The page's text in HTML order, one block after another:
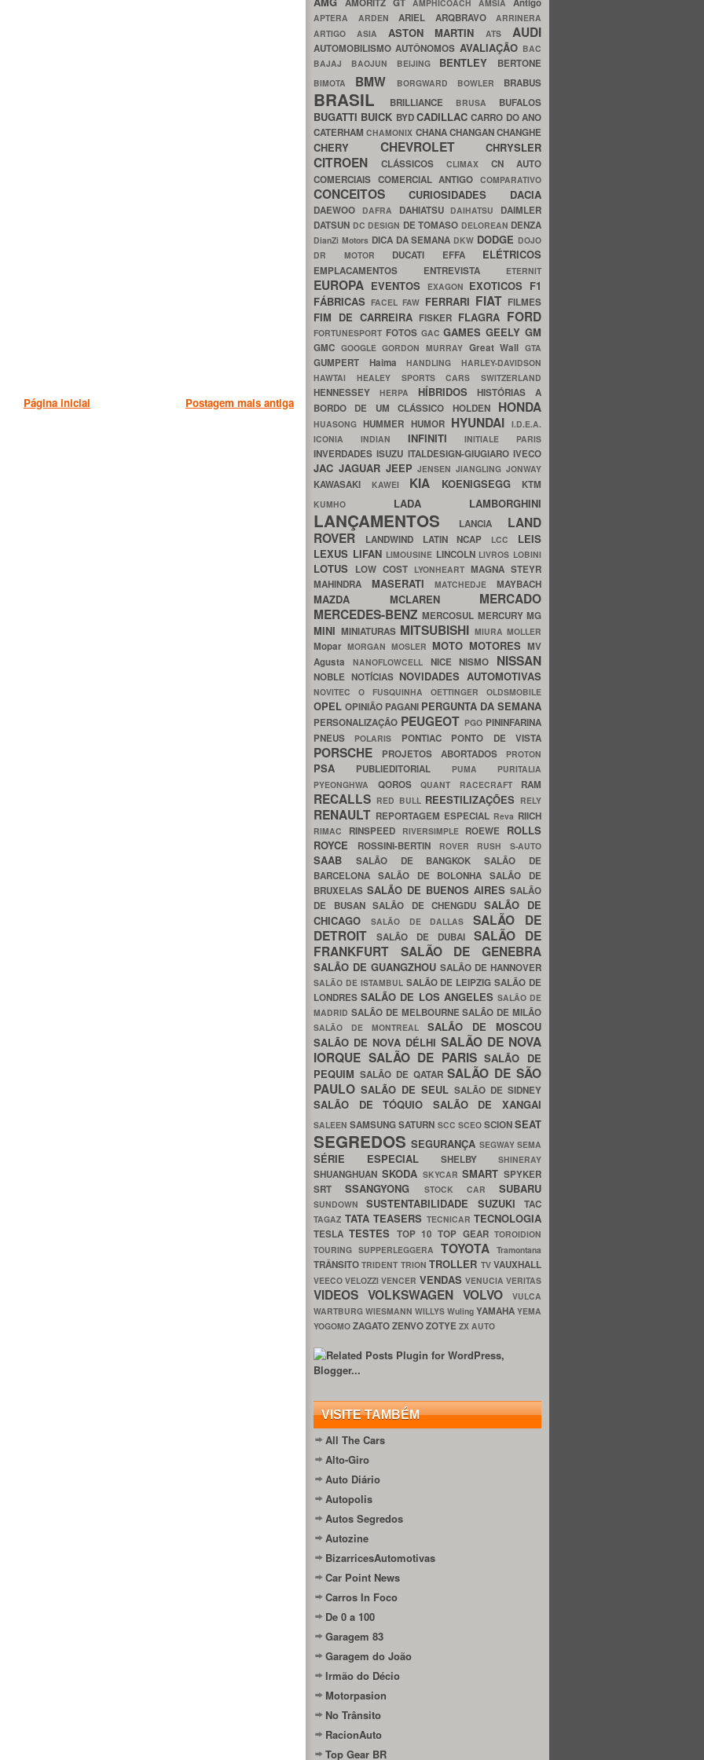
Postagem mais antiga
Página inicial
AMORITZ GT AMPHICOACH AMSIA Antigo
APTERA ARDEN ARIEL ARQBRAVO ARRINERA
ARTIGO ASIA ASTON MARTINATS AUDI
AUTOMOBILISMOAUTÔNOMOS AVALIAÇÃO BAC
BAJAJ BAOJUN BEIJING BENTLEY BERTONE
BIMOTA BMW BORGWARD BOWLER BRABUS
BRASIL BRILLIANCE BRUSA BUFALOS
BUGATTI BUICK BYDCADILLACCARRO DO ANO
CATERHAMCHAMONIX CHANACHANGANCHANGHE
CHERY CHEVROLET CHRYSLER
CITROEN CLÁSSICOS CLIMAX CN AUTO
COMERCIAIS COMERCIAL ANTIGOCOMPARATIVO
CONCEITOS CURIOSIDADES DACIA
DAEWOO DAFRA DAHIATSU DAIHATSU DAIMLER
DATSUN DC DESIGN DE TOMASO DELOREAN DENZA
DianZi Motors DICA DA SEMANA DKW DODGE DOJO
DR MOTOR DUCATI EFFA ELÉTRICOS
EMPLACAMENTOS ENTREVISTA ETERNIT
EUROPA EVENTOS EXAGON EXOTICOS F1
FÁBRICASFACELFAW FERRARI FIAT FILMES
FIM DE CARREIRA FISKER FLAGRA FORD
FORTUNESPORT FOTOS GACGAMESGEELYGM
GMC GOOGLEGORDON MURRAY Great WallGTA
GUMPERT HaimaHANDLINGHARLEY-DAVIDSON
HAWTAI HEALEY SPORTS CARS SWITZERLAND
HENNESSEY HERPA HÍBRIDOSHISTÓRIAS A
BORDO DE UM CLÁSSICO HOLDEN HONDA
HUASONGHUMMER HUMOR HYUNDAI I.D.E.A.
ICONIA INDIAN INFINITIINITIALE PARIS
INVERDADESISUZU ITALDESIGN-GIUGIAROIVECO
JAC JAGUAR JEEPJENSENJIANGLINGJONWAY
KAWASAKI KAWEI KIA KOENIGSEGG KTM
KUMHO LADA LAMBORGHINI
LANÇAMENTOS LANCIA LAND
ROVER
LANDWIND LATIN NCAP LCC LEIS
LEXUS LIFAN LIMOUSINE LINCOLN LIVROS LOBINI
LOTUS LOW COST LYONHEART MAGNA STEYR
MAHINDRA MASERATIMATCHEDJEMAYBACH
MAZDA MCLAREN MERCADO
MERCEDES-BENZMERCOSUL MERCURYMG
MINI MINIATURAS MITSUBISHI MIURA MOLLER
Mopar MORGAN MOSLER MOTO MOTORES MV
Agusta NANOFLOWCELL NICENISMO NISSAN
NOBLE NOTÍCIAS NOVIDADES AUTOMOTIVAS
NOVITEC O FUSQUINHA OETTINGER OLDSMOBILE
OPEL OPINIÃO PAGANI PERGUNTA DA SEMANA
PERSONALIZAÇÃO PEUGEOT PGO PININFARINA
PNEUS
POLARIS PONTIAC PONTO DE VISTA
PORSCHE PROJETOS ABORTADOS PROTON
PSA PUBLIEDITORIAL PUMA PURITALIA
PYEONGHWA QOROS QUANT RACECRAFT RAM
RECALLS RED BULL REESTILIZAÇÕES RELY
RENAULT REPORTAGEM ESPECIAL Reva RIICH
RIMAC RINSPEED RIVERSIMPLE ROEWE ROLLS
ROYCE
ROSSINI-BERTIN ROVER RUSH S-AUTO
SAAB SALÃO DE BANGKOKSALÃO DE
BARCELONA SALÃO DE BOLONHASALÃO DE
BRUXELAS SALÃO DE BUENOS AIRES SALÃO
DE BUSAN SALÃO DE CHENGDU SALÃO DE
CHICAGO
SALÃO DE DALLASSALÃO DE
DETROIT
SALÃO DE DUBAI SALÃO DE
FRANKFURT SALÃO DE GENEBRA
SALÃO DE GUANGZHOU SALÃO DE HANNOVER
SALÃO DE ISTAMBUL SALÃO DE LEIPZIGSALÃO DE
LONDRESSALÃO DE LOS ANGELES SALÃO DE
MADRID SALÃO DE MELBOURNESALÃO DE MILÃO
SALÃO DE MONTREAL SALÃO DE MOSCOU
SALÃO DE NOVA DÉLHI SALÃO DE NOVA
IORQUE SALÃO DE PARISSALÃO DE
PEQUIM SALÃO DE QATARSALÃO DE SÃO
PAULO SALÃO DE SEUL SALÃO DE SIDNEY
SALÃO DE TÓQUIO SALÃO DE XANGAI
SALEENSAMSUNGSATURN SCC SCEO SCIONSEAT
SEGREDOSSEGURANÇA SEGWAYSEMA
SÉRIE ESPECIAL SHELBY SHINERAY
SHUANGHUAN SKODA SKYCARSMART SPYKER
SRTSSANGYONG STOCK CAR SUBARU
SUNDOWNSUSTENTABILIDADE SUZUKITAC
TAGAZ TATA TEASERS TECNICAR TECNOLOGIA
TESLATESTES TOP 10TOP GEARTOROIDION
TOURING SUPPERLEGGERA TOYOTATramontana
TRÂNSITOTRIDENT TRIONTROLLER TVVAUXHALL
VEECOVELOZZIVENCER VENDAS VENUCIAVERITAS
VIDEOS VOLKSWAGEN VOLVO
VULCA
WARTBURG WIESMANN WILLYS Wuling YAMAHA YEMA
YOGOMO ZAGATOZENVOZOTYE ZX AUTO
VISITE TAMBÉM
All The Cars
Alto-Giro
Auto Diário
Autopolis
Autos Segredos
Autozine
BizarricesAutomotivas
Car Point News
Carros In Foco
De 0 a 100
Garagem 83
Garagem do João
Irmão do Décio
Motorpasion
No Trânsito
RacionAuto
Top Gear BR